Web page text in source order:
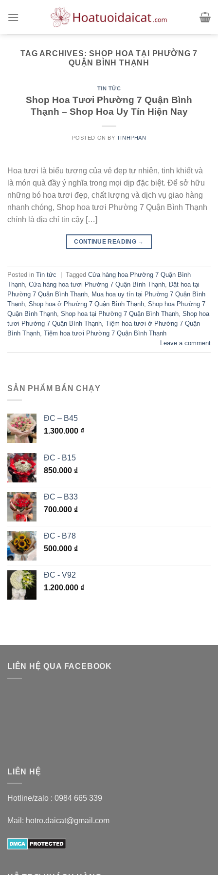
TAG ARCHIVES:SHOP HOA TẠI PHƯỜNG 7
QUẬN BÌNH THẠNH
TIN TỨC
Shop Hoa Tươi Phường 7 Quận Bình
Thạnh – Shop Hoa Uy Tín Hiện Nay
POSTED ON BY TINHPHAN
Hoa tươi là biểu tượng của vẻ đẹp tự nhiên, tinh khiết và
là món quà đầy ý nghĩa trong mọi dịp đặc biệt. Để sở hữu
những bó hoa tươi đẹp, chất lượng và dịch vụ giao hàng
nhanh chóng, Shop hoa tươi Phường 7 Quận Bình Thạnh
chính là địa chỉ tin cậy […]
CONTINUE READING →
Posted in Tin tức Tagged Cửa hàng hoa Phường 7 Quận Bình
Thạnh Cửa hàng hoa tươi Phường 7 Quận Bình Thạnh Đặt hoa tại
Phường 7 Quận Bình Thạnh
Mua hoa uy tín tại Phường 7 Quận Bình
Thạnh Shop hoa ở Phường 7 Quận Bình Thạnh Shop hoa Phường 7
Quận Bình Thạnh Shop hoa tại Phường 7 Quận Bình Thạnh Shop hoa
tươi Phường 7 Quận Bình Thạnh Tiệm hoa tươi ở Phường 7 Quận
Bình Thạnh Tiệm hoa tươi Phường 7 Quận Bình Thạnh
Leave a comment
SẢN PHẨM BÁN CHẠY
ĐC – B45
1.300.000 ₫
ĐC - B15
850.000 ₫
ĐC – B33
700.000 ₫
ĐC - B78
500.000 ₫
ĐC - V92
1.200.000 ₫
LIÊN HỆ QUA FACEBOOK
LIÊN HỆ
Hotline/zalo : 0984 665 339
Mail: hotro.daicat@gmail.com